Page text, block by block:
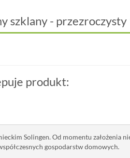
szklany -
produkt:
Solingen. Od momentu założenia
gospodarstw domowych.